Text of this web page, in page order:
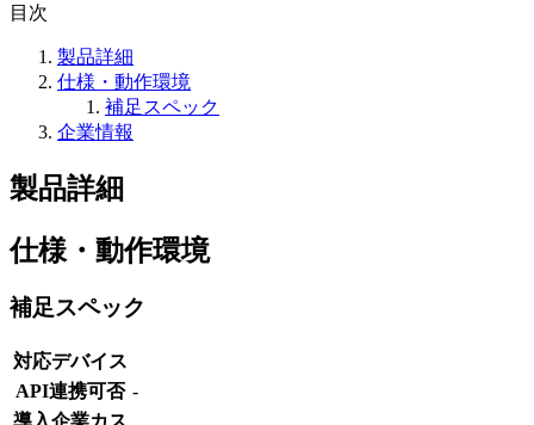
目次
製品詳細
仕様・動作環境
補足スペック
企業情報
製品詳細
仕様・動作環境
補足スペック
対応デバイス
API連携可否 -